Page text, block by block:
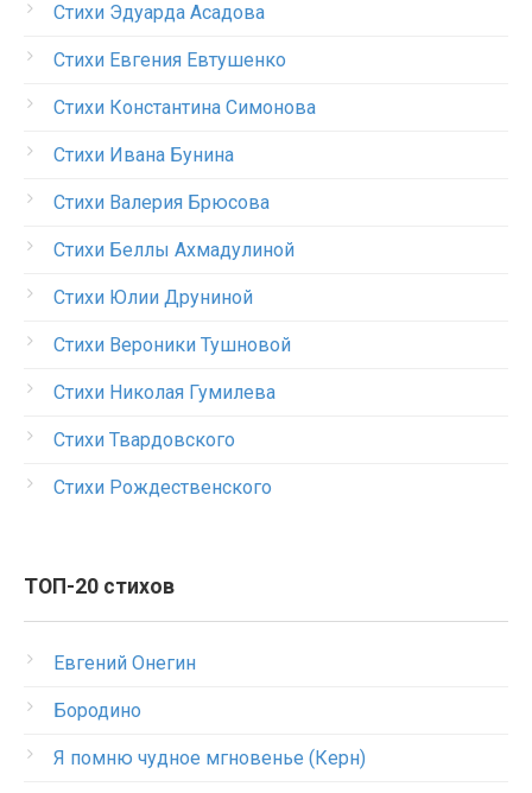
Стихи Эдуарда Асадова
Стихи Евгения Евтушенко
Стихи Константина Симонова
Стихи Ивана Бунина
Стихи Валерия Брюсова
Стихи Беллы Ахмадулиной
Стихи Юлии Друниной
Стихи Вероники Тушновой
Стихи Николая Гумилева
Стихи Твардовского
Стихи Рождественского
ТОП-20 стихов
Евгений Онегин
Бородино
Я помню чудное мгновенье (Керн)